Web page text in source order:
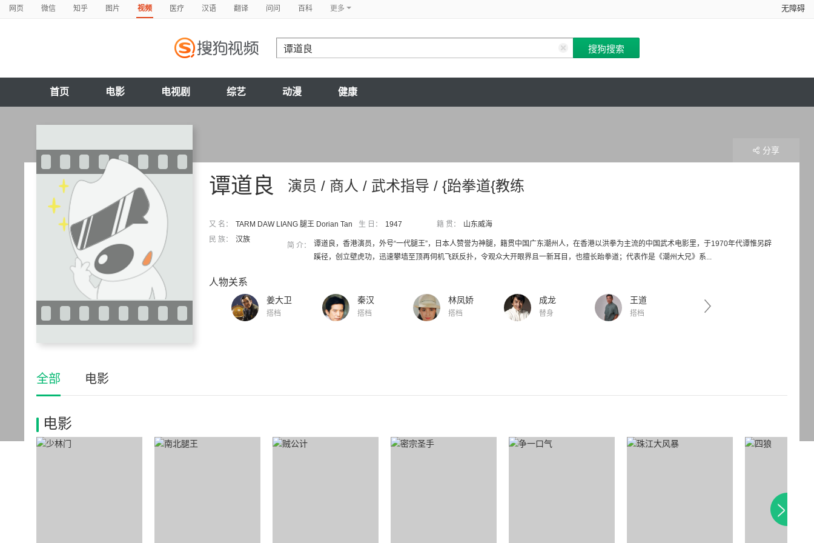
网页 微信 知乎 图片 视频 医疗 汉语 翻译 问问 百科 更多 无障碍
首页 电影 电视剧 综艺 动漫 健康
演员 / 商人 / 武术指导 / {跆拳道{教练
谭道良
又 名： TARM DAW LIANG 腿王 Dorian Tan 生 日： 1947 籍 贯：
山东威海
民 族：
汉族
简 介：
谭道良，香港演员，外号“一代腿王”，日本人赞誉为神腿，籍贯中国广东潮州人，在香港以洪拳为主流的中国武术电影里，于1970年代谭惟另辟
蹊径，创立壁虎功，迅速攀墙至顶再伺机飞跃反扑，令观众大开眼界且一新耳目，也擅长跆拳道；代表作是《潮州大兄》系...
人物关系
姜大卫
搭档
秦汉
搭档
林凤娇
搭档
成龙
替身
王道
搭档
分享
全部 电影
电影